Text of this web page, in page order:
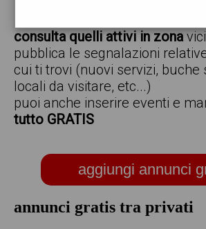
consulta quelli attivi in zona
pubblica le segnalazioni
cui ti trovi (nuovi servizi, buche
locali da visitare, etc...)
puoi anche inserire eventi e
tutto GRATIS
aggiungi annunci
annunci gratis tra privati